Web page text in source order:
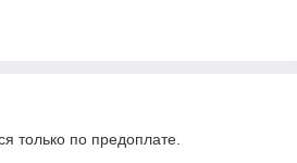
только по предоплате.